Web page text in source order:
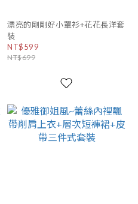
漂亮的剛剛好小罩衫+花花長洋套
裝
NT$599
NT$699